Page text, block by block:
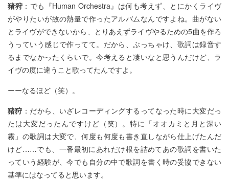
猪狩 ：でも『Human Orchestra』は何も考えず、とにかくライヴ
がやりたいが故の熱量で作ったアルバムなんですよね。曲がない
とライヴができないから、とりあえずライヴやるための5曲を作ろ
うっていう感じで作ってて。だから、ぶっちゃけ、歌詞は録音す
るまでなかったくらいで。今考えると凄いなと思うんだけど、ラ
イヴの度に違うこと歌ってたんですよ。
ーーなるほど（笑）。
猪狩 ：だから、いざレコーディングするってなった時に大変だっ
たは大変だったんですけど（笑）。特に「オオカミと月と深い
霧」の歌詞は大変で、何度も何度も書き直しながら仕上げたんだ
けど……でも、一番最初にあれだけ根を詰めてあの歌詞を書いた
っていう経験が、今でも自分の中で歌詞を書く時の妥協できない
基準にはなってると思います。